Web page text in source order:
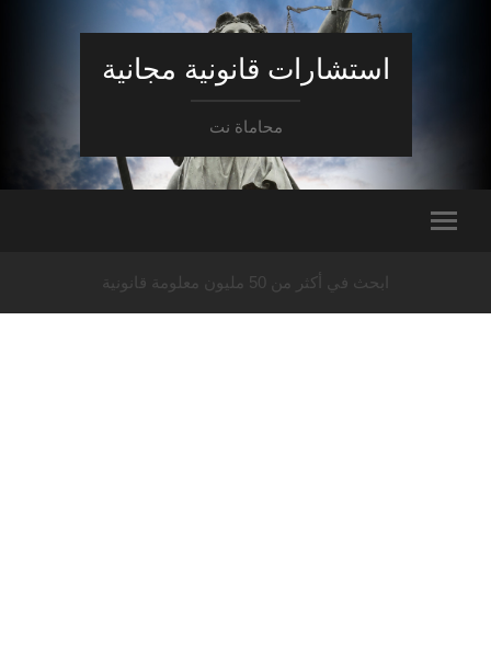
استشارات قانونية مجانية
محاماة نت
ابحث في أكثر من 50 مليون معلومة قانونية